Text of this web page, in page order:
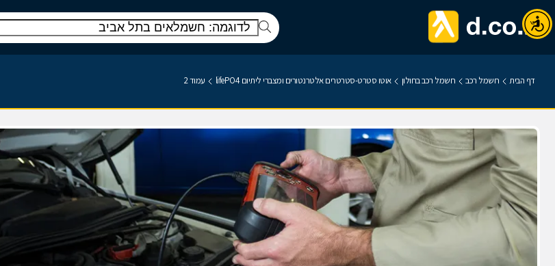
דף הבית חשמל רכב חשמל רכב בחולון אוטו סטרט-סטרטרים אלטרנטורים ומצברי ליתיום lifePO4 עמוד 2